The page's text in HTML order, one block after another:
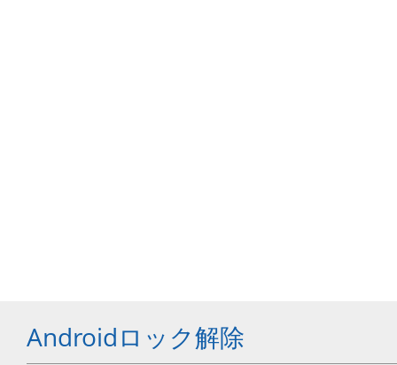
Androidロック解除